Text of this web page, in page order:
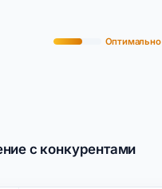
Оптимально
с конкурентами